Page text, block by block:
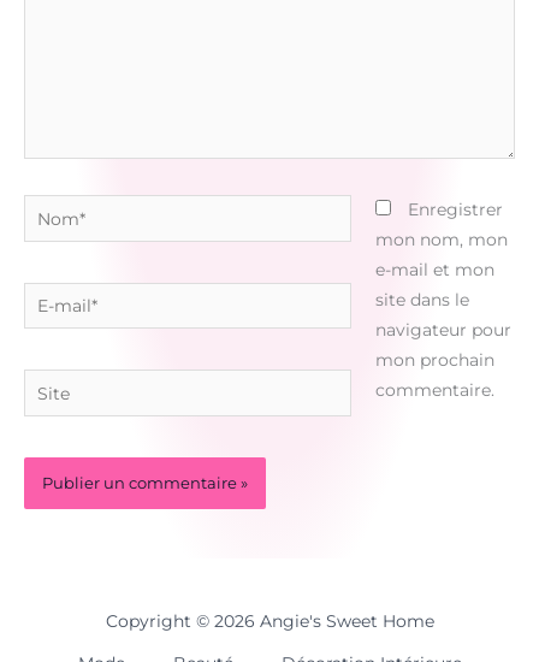
Nom*
E-
mail*
Site
Enregistrer
mon nom, mon
e-mail et mon
site dans le
navigateur pour
mon prochain
commentaire.
Copyright © 2026 Angie's Sweet Home